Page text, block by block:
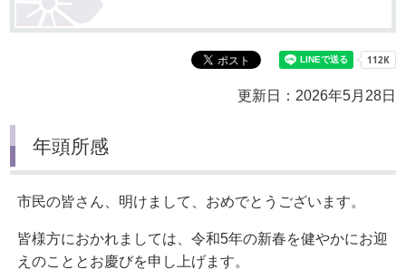
更新日：2026年5月28日
年頭所感
市民の皆さん、明けまして、おめでとうございます。
皆様方におかれましては、令和5年の新春を健やかにお迎
えのこととお慶びを申し上げます。